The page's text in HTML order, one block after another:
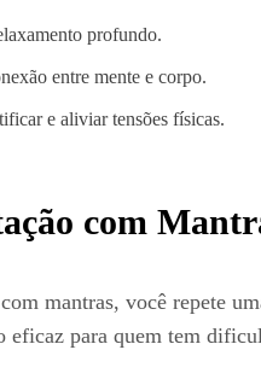
profundo.
entre mente e corpo.
e aliviar tensões físicas.
com
mantras, você repete
eficaz para quem tem